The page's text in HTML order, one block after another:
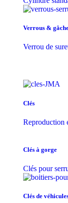
Verrous &
Verrou de
Clés
Reproduction
Clés à gorge
Clés pour
Clés de